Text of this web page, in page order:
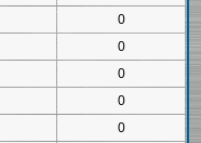
0
0
0
0
0